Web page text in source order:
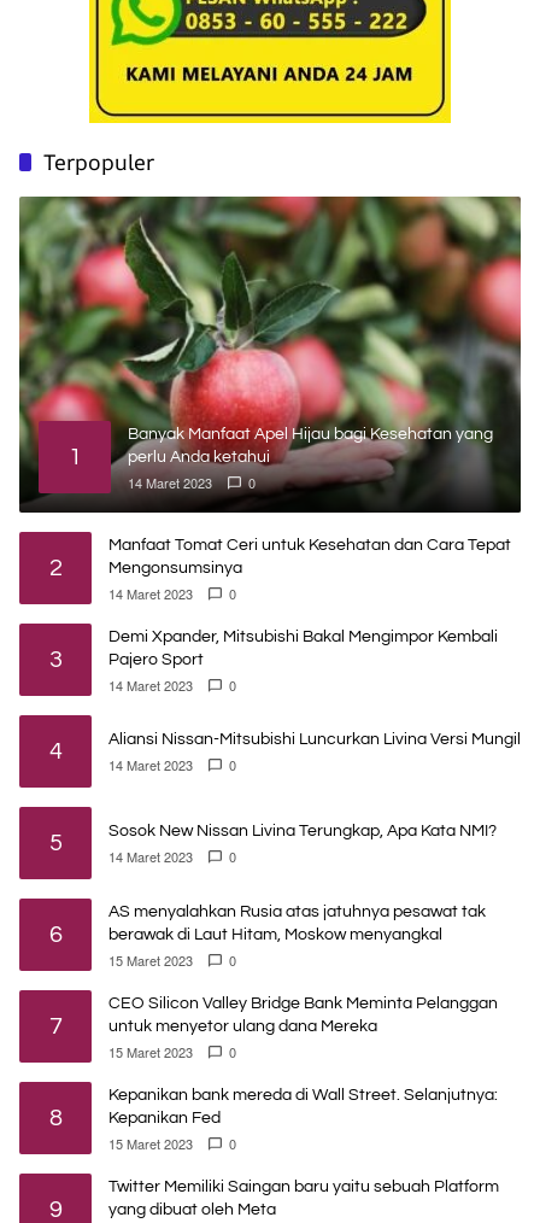
Terpopuler
1
Banyak Manfaat Apel Hijau bagi Kesehatan yang
perlu Anda ketahui
14 Maret 2023 0
2
Manfaat Tomat Ceri untuk Kesehatan dan Cara Tepat
Mengonsumsinya
14 Maret 2023 0
3
Demi Xpander, Mitsubishi Bakal Mengimpor Kembali
Pajero Sport
14 Maret 2023 0
4 Aliansi Nissan-Mitsubishi Luncurkan Livina Versi Mungil
14 Maret 2023 0
5 Sosok New Nissan Livina Terungkap, Apa Kata NMI?
14 Maret 2023 0
6
AS menyalahkan Rusia atas jatuhnya pesawat tak
berawak di Laut Hitam, Moskow menyangkal
15 Maret 2023 0
7
CEO Silicon Valley Bridge Bank Meminta Pelanggan
untuk menyetor ulang dana Mereka
15 Maret 2023 0
8
Kepanikan bank mereda di Wall Street. Selanjutnya:
Kepanikan Fed
15 Maret 2023 0
9
Twitter Memiliki Saingan baru yaitu sebuah Platform
yang dibuat oleh Meta